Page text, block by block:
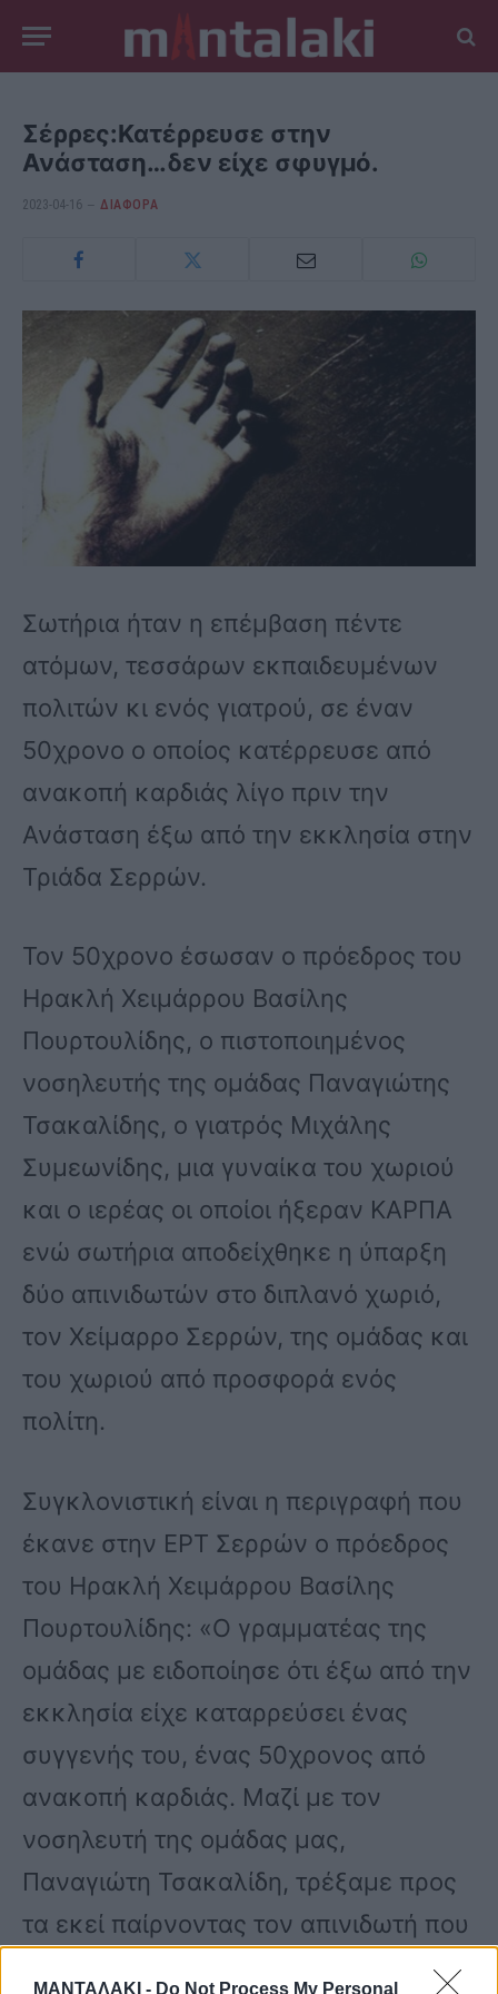
ΜΑΝΤΑΛΑΚΙ - Do Not Process My Personal
Σέρρες:Κατέρρευσε στην
Ανάσταση…δεν είχε σφυγμό.
2023-04-16 ΔΙΆΦΟΡΑ
Σωτήρια ήταν η επέμβαση πέντε
ατόμων, τεσσάρων εκπαιδευμένων
πολιτών κι ενός γιατρού, σε έναν
50χρονο ο οποίος κατέρρευσε από
ανακοπή καρδιάς λίγο πριν την
Ανάσταση έξω από την εκκλησία στην
Τριάδα Σερρών.
Τον 50χρονο έσωσαν ο πρόεδρος του
Ηρακλή Χειμάρρου Βασίλης
Πουρτουλίδης, ο πιστοποιημένος
νοσηλευτής της ομάδας Παναγιώτης
Τσακαλίδης, ο γιατρός Μιχάλης
Συμεωνίδης, μια γυναίκα του χωριού
και ο ιερέας οι οποίοι ήξεραν ΚΑΡΠΑ
ενώ σωτήρια αποδείχθηκε η ύπαρξη
δύο απινιδωτών στο διπλανό χωριό,
τον Χείμαρρο Σερρών, της ομάδας και
του χωριού από προσφορά ενός
πολίτη.
Συγκλονιστική είναι η περιγραφή που
έκανε στην ΕΡΤ Σερρών ο πρόεδρος
του Ηρακλή Χειμάρρου Βασίλης
Πουρτουλίδης: «Ο γραμματέας της
ομάδας με ειδοποίησε ότι έξω από την
εκκλησία είχε καταρρεύσει ένας
συγγενής του, ένας 50χρονος από
ανακοπή καρδιάς. Μαζί με τον
νοσηλευτή της ομάδας μας,
Παναγιώτη Τσακαλίδη, τρέξαμε προς
τα εκεί παίρνοντας τον απινιδωτή που
είχαμε στο χωριό, ενώ έχουμε κι έναν